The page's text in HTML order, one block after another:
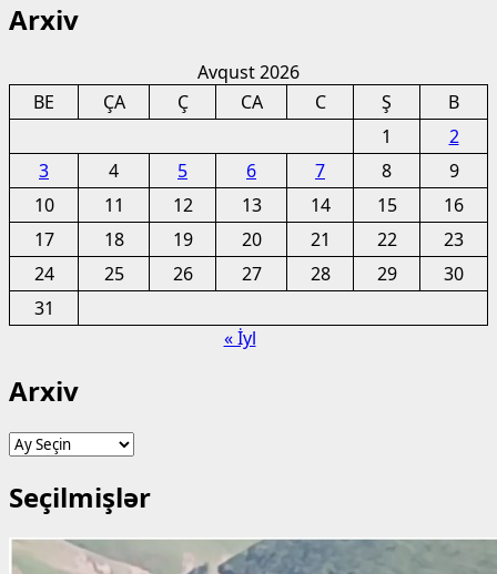
Arxiv
Avqust 2026
BE
ÇA Ç CA C Ş
B
1
2
3
4 5 6 7 8
9
10
11 12 13 14 15
16
17
18 19 20 21 22
23
24
25 26 27 28 29
30
31
« İyl
Arxiv
Arxiv
Seçilmişlər